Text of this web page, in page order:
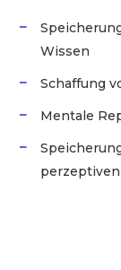
Wissen
Schaffung
Mentale